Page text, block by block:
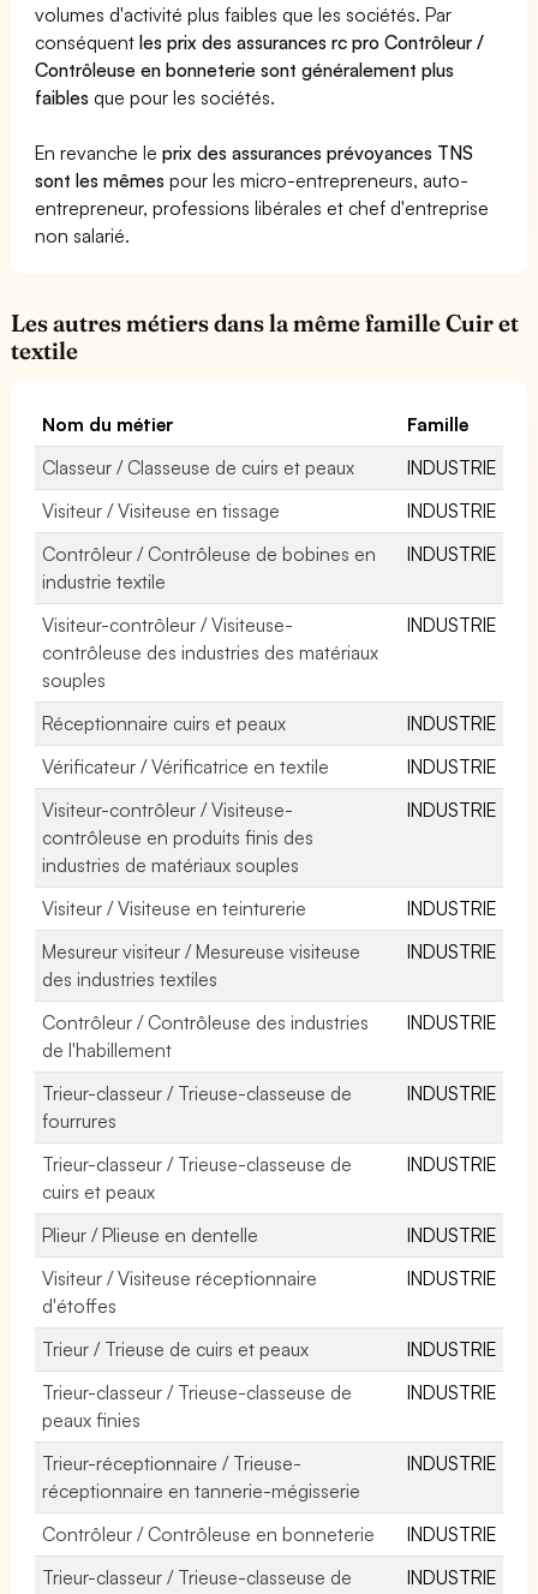
volumes d'activité plus faibles que les sociétés. Par
conséquentles prix des assurances rc pro Contrôleur /
Contrôleuse en bonneterie sont généralement plus
faibles que pour les sociétés.
En revanche leprix des assurances prévoyances TNS
sont les mêmes pour les micro-entrepreneurs, auto-
entrepreneur, professions libérales et chef d'entreprise
non salarié.
Les autres métiers dans la même famille Cuir et
textile
Nom du métier
Famille
Classeur / Classeuse de cuirs et peaux
INDUSTRIE
Visiteur / Visiteuse en tissage
INDUSTRIE
Contrôleur / Contrôleuse de bobines en
industrie textile
INDUSTRIE
Visiteur-contrôleur / Visiteuse-
contrôleuse des industries des matériaux
souples
INDUSTRIE
Réceptionnaire cuirs et peaux
INDUSTRIE
Vérificateur / Vérificatrice en textile
INDUSTRIE
Visiteur-contrôleur / Visiteuse-
contrôleuse en produits finis des
industries de matériaux souples
INDUSTRIE
Visiteur / Visiteuse en teinturerie
INDUSTRIE
Mesureur visiteur / Mesureuse visiteuse
des industries textiles
INDUSTRIE
Contrôleur / Contrôleuse des industries
de l'habillement
INDUSTRIE
Trieur-classeur / Trieuse-classeuse de
fourrures
INDUSTRIE
Trieur-classeur / Trieuse-classeuse de
cuirs et peaux
INDUSTRIE
Plieur / Plieuse en dentelle
INDUSTRIE
Visiteur / Visiteuse réceptionnaire
d'étoffes
INDUSTRIE
Trieur / Trieuse de cuirs et peaux
INDUSTRIE
Trieur-classeur / Trieuse-classeuse de
peaux finies
INDUSTRIE
Trieur-réceptionnaire / Trieuse-
réceptionnaire en tannerie-mégisserie
INDUSTRIE
Contrôleur / Contrôleuse en bonneterie
INDUSTRIE
Trieur-classeur / Trieuse-classeuse de
INDUSTRIE